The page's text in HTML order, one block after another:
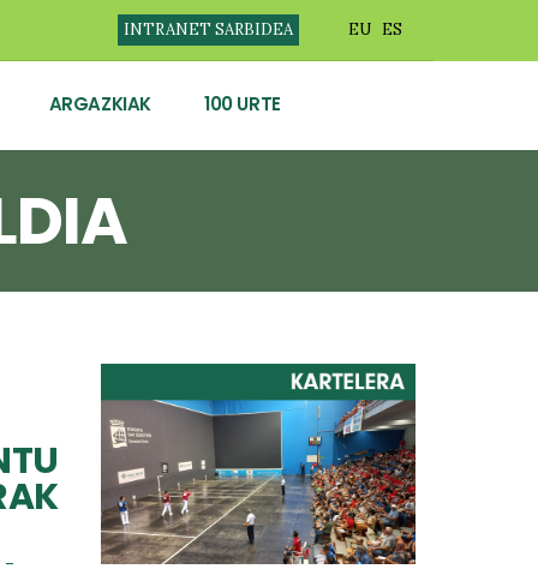
INTRANET SARBIDEA EU ES
ARGAZKIAK 100 URTE
-